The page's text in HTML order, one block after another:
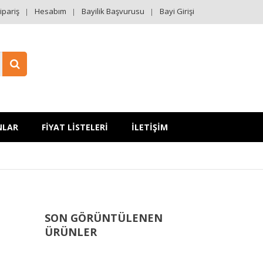
Hesabım Bayilik Başvurusu Bayi Girişi
FİYAT LİSTELERİ İLETİŞİM
SON GÖRÜNTÜLENEN
ÜRÜNLER